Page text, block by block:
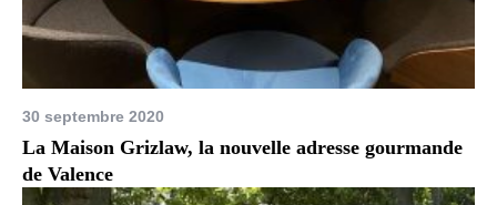
30 septembre 2020
La Maison Grizlaw, la nouvelle adresse gourmande
de Valence